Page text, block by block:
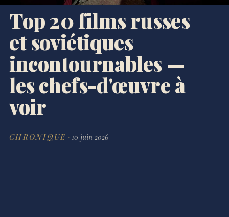
Top 20 films russes
et soviétiques
incontournables —
les chefs-d'œuvre à
voir
CHRONIQUE ·10 juin 2026